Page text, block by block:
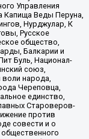
Управления
Капища Веды Перуна,
Нурджулар, К
Русское
общество,
Балкарии и
Буль, Национал-
союз,
народа,
Череповца,
единство,
Староверов-
против
совести и о